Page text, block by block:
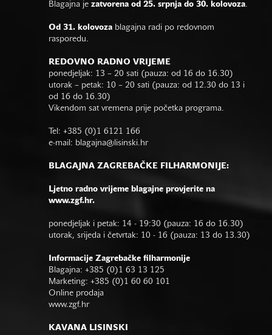
Blagajna je zatvorena od 25. srpnja do 30. kolovoza.
Od 31. kolovoza blagajna radi po redovnom
rasporedu.
REDOVNO RADNO VRIJEME
ponedjeljak: 13 – 20 sati (pauza: od 16 do 16.30)
utorak – petak: 10 – 20 sati (pauza: od 12.30 do 13 i
od 16 do 16.30)
Vikendom sat vremena prije početka programa.
Tel: +385 (0)1 6121 166
e-mail: blagajna@lisinski.hr
BLAGAJNA ZAGREBAČKE FILHARMONIJE:
Ljetno radno vrijeme blagajne provjerite na
www.zgf.hr.
ponedjeljak i petak: 14 - 19:30 (pauza: 16 do 16.30)
utorak, srijeda i četvrtak: 10 - 16 (pauza: 13 do 13.30)
Informacije Zagrebačke filharmonije
Blagajna: +385 (0)1 63 13 125
Marketing: +385 (0)1 60 60 101
Online prodaja
www.zgf.hr
KAVANA LISINSKI